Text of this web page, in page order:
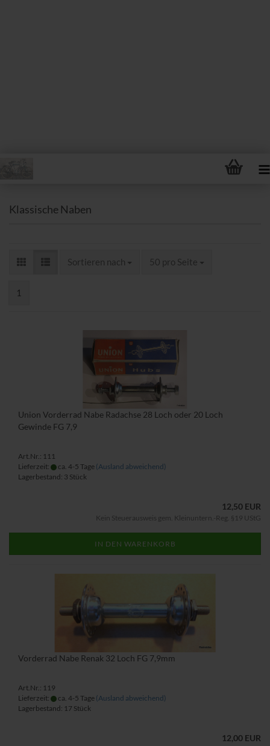
Klassische Naben
Sortieren nach
Sortieren nach 50 pro Seite
pro Seite
1
Union Vorderrad Nabe Radachse 28 Loch oder 20 Loch
Gewinde FG 7,9
Art.Nr.: 111
Lieferzeit:
ca. 4-5 Tage (Ausland abweichend)
Lagerbestand: 3 Stück
12,50 EUR
Kein Steuerausweis gem. Kleinuntern.-Reg. §19 UStG
IN DEN WARENKORB
Vorderrad Nabe Renak 32 Loch FG 7,9mm
Art.Nr.: 119
Lieferzeit:
ca. 4-5 Tage (Ausland abweichend)
Lagerbestand: 17 Stück
12,00 EUR